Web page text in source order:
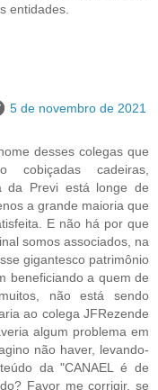
entidades.
5 de novembro de 2021
desses colegas que
cobiçadas cadeiras,
da Previ está longe de
a grande maioria que
E não há por que
somos associados, na
gigantesco patrimônio
beneficiando a quem de
não está sendo
ao colega JFRezende
algum problema em
não haver, levando-
da "CANAEL é de
Favor me corrigir, se